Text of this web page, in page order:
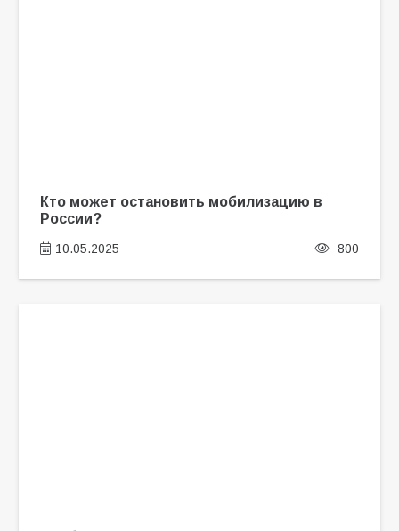
Кто может остановить мобилизацию в
России?
10.05.2025 800